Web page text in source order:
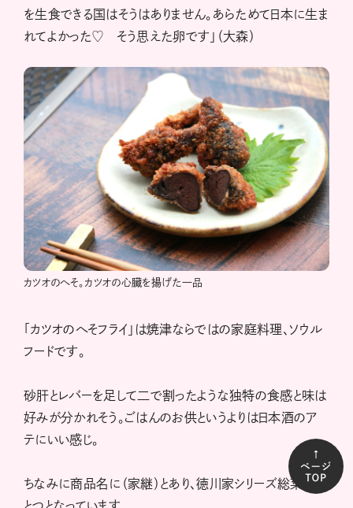
を生食できる国はそうはありません。あらためて日本に生ま
れてよかった♡ そう思えた卵です」（大森）
カツオのへそ。カツオの心臓を揚げた一品
「カツオのへそフライ」は焼津ならではの家庭料理、ソウル
フードです。
砂肝とレバーを足して二で割ったような独特の食感と味は
好みが分かれそう。ごはんのお供というよりは日本酒のア
テにいい感じ。
ちなみに商品名に（家継）とあり、徳川家シリーズ総菜のひ